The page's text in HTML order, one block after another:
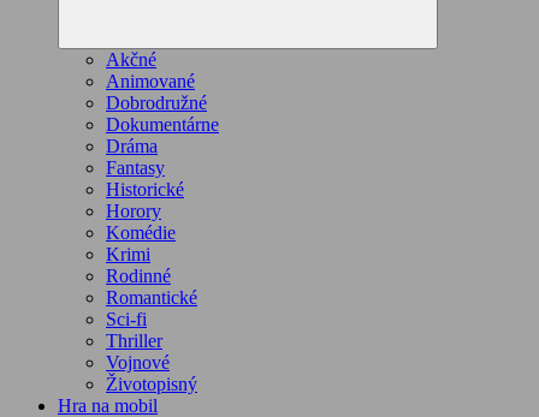
Akčné
Animované
Dobrodružné
Dokumentárne
Dráma
Fantasy
Historické
Horory
Komédie
Krimi
Rodinné
Romantické
Sci-fi
Thriller
Vojnové
Životopisný
Hra na mobil